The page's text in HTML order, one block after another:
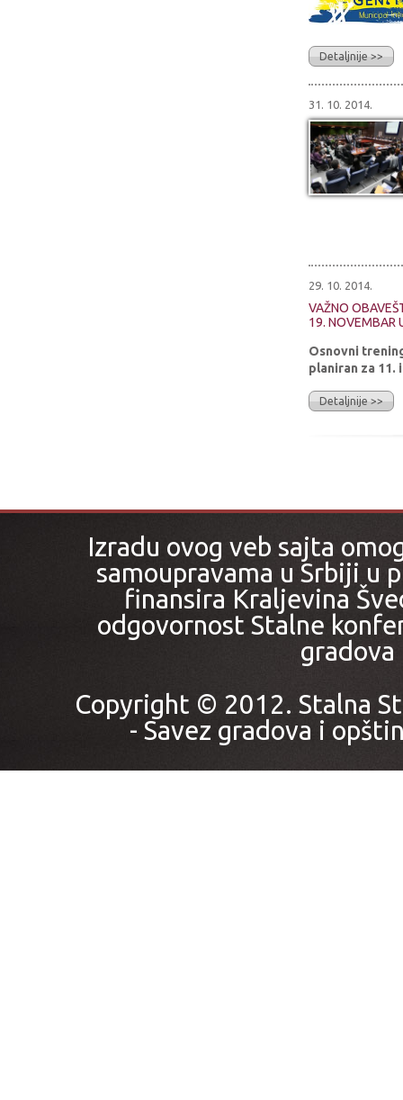
Detaljnije >>
31. 10. 2014.
29. 10. 2014.
VAŽNO
19. NOVEMBAR
Osnovni
planiran za 11.
Detaljnije >>
Izradu ovog veb sajta
samoupravama u Srbiji u
finansira Kraljevina
odgovornost Stalne
gradova
Copyright © 2012. Stalna
- Savez gradova i